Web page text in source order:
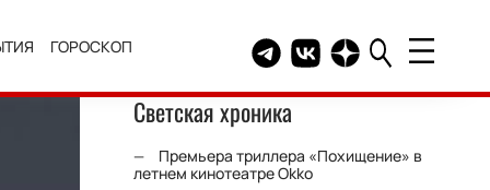
ГОРОСКОП Telegram канал HELLO
Группа HELLO
Канал HELLO в
Светская хроника
Премьера триллера «Похищение» в
летнем кинотеатре Okko